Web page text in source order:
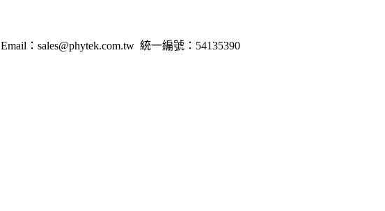
Email：sales@phytek.com.tw 統一編號：54135390